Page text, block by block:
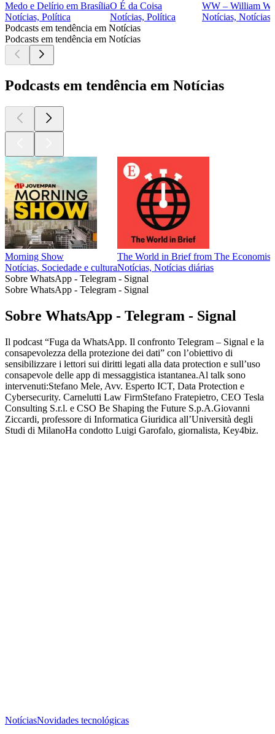
Medo e Delírio em Brasília
Notícias, Política
O É da Coisa
Notícias, Política
WW – William
Notícias, Notícias
Podcasts em tendência em Notícias
Podcasts em tendência em Notícias
Podcasts em tendência em Notícias
Morning Show
Notícias, Sociedade e cultura
The World in Brief from The Economist
Notícias, Notícias diárias
Sobre WhatsApp - Telegram - Signal
Sobre WhatsApp - Telegram - Signal
Sobre WhatsApp - Telegram - Signal
Il podcast “Fuga da WhatsApp. Il confronto Telegram – Signal e la
consapevolezza della protezione dei dati” con l’obiettivo di
sensibilizzare i lettori sui diritti legati alla data protection e sull’uso
consapevole delle app di messaggistica istantanea.Al talk sono
intervenuti:Stefano Mele, Avv. Esperto ICT, Data Protection e
Cybersecurity. Carnelutti Law FirmStefano Fratepietro, CEO Tesla
Consulting S.r.l. e CSO Be Shaping the Future S.p.A.Giovanni
Ziccardi, professore di Informatica Giuridica all’Università degli
Studi di MilanoHa condotto Luigi Garofalo, giornalista, Key4biz.
NotíciasNovidades tecnológicas